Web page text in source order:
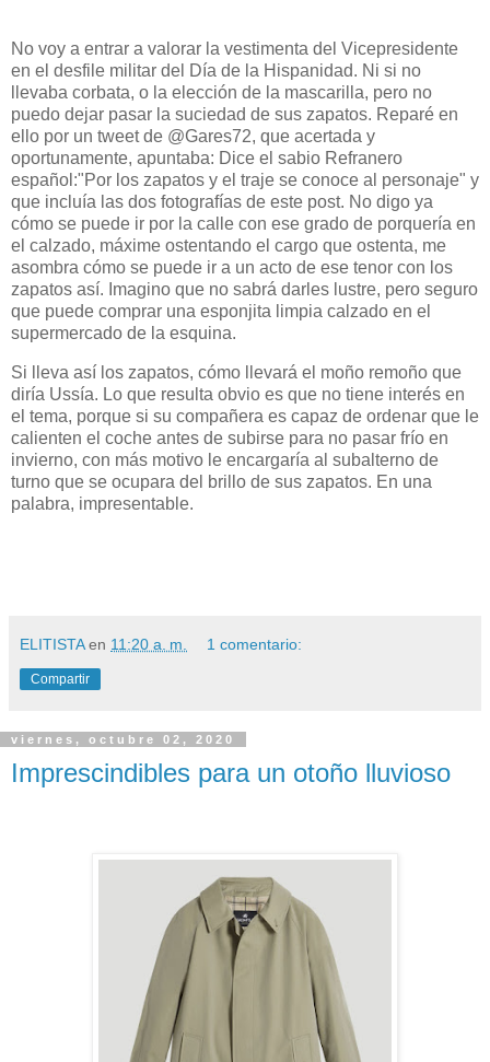
No voy a entrar a valorar la vestimenta del Vicepresidente
en el desfile militar del Día de la Hispanidad. Ni si no
llevaba corbata, o la elección de la mascarilla, pero no
puedo dejar pasar la suciedad de sus zapatos. Reparé en
ello por un tweet de @Gares72, que acertada y
oportunamente, apuntaba: Dice el sabio Refranero
español:"Por los zapatos y el traje se conoce al personaje" y
que incluía las dos fotografías de este post. No digo ya
cómo se puede ir por la calle con ese grado de porquería en
el calzado, máxime ostentando el cargo que ostenta, me
asombra cómo se puede ir a un acto de ese tenor con los
zapatos así. Imagino que no sabrá darles lustre, pero seguro
que puede comprar una esponjita limpia calzado en el
supermercado de la esquina.
Si lleva así los zapatos, cómo llevará el moño remoño que
diría Ussía. Lo que resulta obvio es que no tiene interés en
el tema, porque si su compañera es capaz de ordenar que le
calienten el coche antes de subirse para no pasar frío en
invierno, con más motivo le encargaría al subalterno de
turno que se ocupara del brillo de sus zapatos. En una
palabra, impresentable.
ELITISTA en 11:20 a. m. 1 comentario:
Compartir
viernes, octubre 02, 2020
Imprescindibles para un otoño lluvioso